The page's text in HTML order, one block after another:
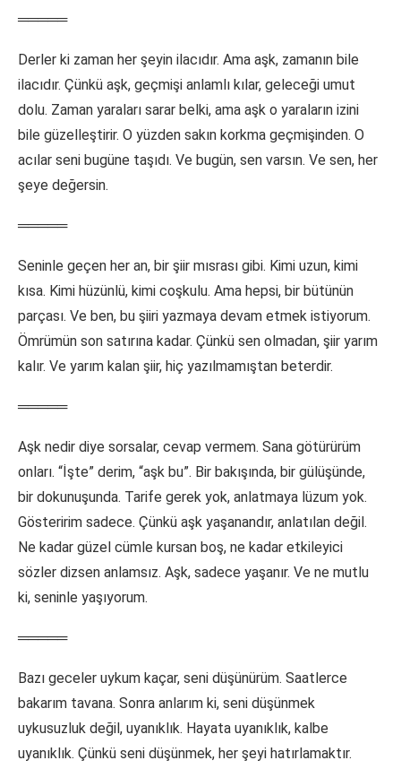
═════
Derler ki zaman her şeyin ilacıdır. Ama aşk, zamanın bile
ilacıdır. Çünkü aşk, geçmişi anlamlı kılar, geleceği umut
dolu. Zaman yaraları sarar belki, ama aşk o yaraların izini
bile güzelleştirir. O yüzden sakın korkma geçmişinden. O
acılar seni bugüne taşıdı. Ve bugün, sen varsın. Ve sen, her
şeye değersin.
═════
Seninle geçen her an, bir şiir mısrası gibi. Kimi uzun, kimi
kısa. Kimi hüzünlü, kimi coşkulu. Ama hepsi, bir bütünün
parçası. Ve ben, bu şiiri yazmaya devam etmek istiyorum.
Ömrümün son satırına kadar. Çünkü sen olmadan, şiir yarım
kalır. Ve yarım kalan şiir, hiç yazılmamıştan beterdir.
═════
Aşk nedir diye sorsalar, cevap vermem. Sana götürürüm
onları. “İşte” derim, “aşk bu”. Bir bakışında, bir gülüşünde,
bir dokunuşunda. Tarife gerek yok, anlatmaya lüzum yok.
Gösteririm sadece. Çünkü aşk yaşanandır, anlatılan değil.
Ne kadar güzel cümle kursan boş, ne kadar etkileyici
sözler dizsen anlamsız. Aşk, sadece yaşanır. Ve ne mutlu
ki, seninle yaşıyorum.
═════
Bazı geceler uykum kaçar, seni düşünürüm. Saatlerce
bakarım tavana. Sonra anlarım ki, seni düşünmek
uykusuzluk değil, uyanıklık. Hayata uyanıklık, kalbe
uyanıklık. Çünkü seni düşünmek, her şeyi hatırlamaktır.